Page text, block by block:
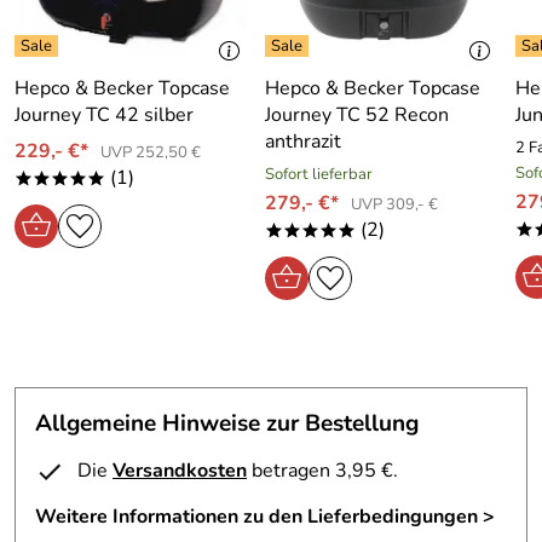
beispielsweise Gepäckrollen zu befestigen, sind in
das Design des Racks integriert.
solide Grundkonstruktion aus Stahl und einer
Aluminium Trägerplatte
Lieferumfang: modellspezifischer Easyrack
Topcaseträger + Montagekit + Montageanleitung
es werden
weiteren Adapter zur
Topcaseaufnahme benötigt
hochwertiges Oberflächenfinish
lässt und der Alurack Bügel starr nach oben steht
der modellspezifische Grundträger ist beim
Gepäckträger benötigen keine ABE oder
Eintragung
Hepco & Becker Topcase
Journey TC 42 silber
229,- €*
UVP 252,50 €
***** (1)
Hepco & Becker Topcase
Journey TC 52 Recon
anthrazit
Sofort lieferbar
279,- €* UVP 309,- €
***** (2)
2
Allgemeine Hinweise zur Bestellung
Die Versandkosten betragen 3,95 €.
Weitere Informationen zu den Lieferbedingungen >